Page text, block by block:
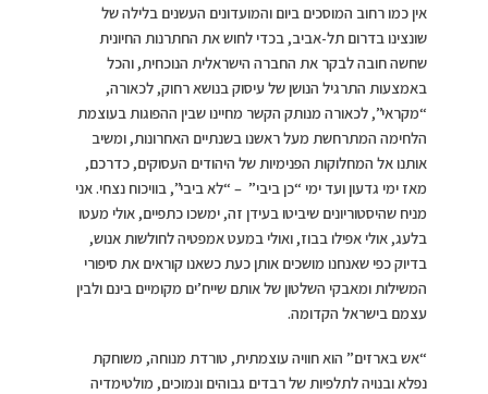
אין כמו רחוב המוסכים ביום והמועדונים העשנים בלילה של
שונצינו בדרום תל-אביב, בכדי לחוש את החתרנות החיונית
שחשה חובה לבקר את החברה הישראלית הנוכחית, והכל
באמצעות התרגיל הנושן של עיסוק בנושא רחוק, לכאורה,
“מקראי”, לכאורה מנותק הקשר מחיינו שבין ההפוגות בעוצמת
הלחימה המתרחשת מעל ראשנו בשנתיים האחרונות, ומשיב
אותנו אל המחלוקות הפנימיות של היהודים העסוקים, כדרכם,
מאז ימי גדעון ועד ימי “כן ביבי” – “לא ביבי”, בוויכוח נצחי. אני
מניח שהיסטוריונים שיביטו בעידן זה, ימשכו כתפיים, אולי מעטו
בלעג, אולי אפילו בבוז, ואולי במעט אמפטיה לחולשות אנוש,
בדיוק כפי שאנחנו מושכים אותן כעת כשאנו קוראים את סיפורי
המשילות ומאבקי השלטון של אותם שייח’ים מקומיים בינם ולבין
עצמם בישראל הקדומה.
“אש בארזים” הוא חוויה עוצמתית, טורדת מנוחה, משוחקת
נפלא ובנויה לתלפיות של רבדים גבוהים ונמוכים, מולטימדיה